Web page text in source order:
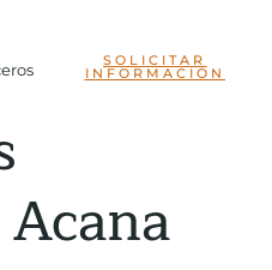
SOLICITAR
INFORMACIÓN